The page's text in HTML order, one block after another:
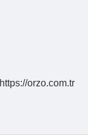
https://orzo.com.tr